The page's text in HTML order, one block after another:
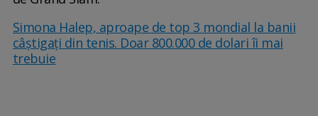
Simona Halep, aproape de top 3 mondial la banii
câştigaţi din tenis. Doar 800.000 de dolari îi mai
trebuie